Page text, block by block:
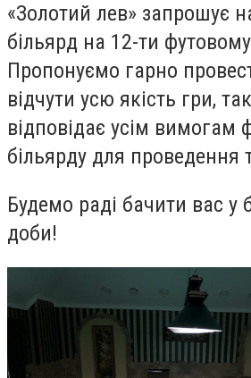
«Золотий лев» запрошує
більярд на 12-ти футовому
Пропонуємо гарно
відчути усю якість гри,
відповідає усім вимогам
більярду для проведення
Будемо раді бачити вас у
доби!